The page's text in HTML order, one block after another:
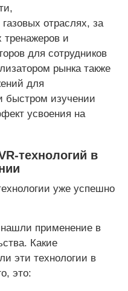
отраслях, за
тренажеров и
для сотрудников
рынка также
для
быстром изучении
усвоения на
технологий в
уже успешно
применение в
Какие
эти технологии в
это: